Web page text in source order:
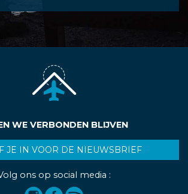
WE VERBONDEN BLIJVEN
JE IN VOOR DE NIEUWSBRIEF
ons op social media :